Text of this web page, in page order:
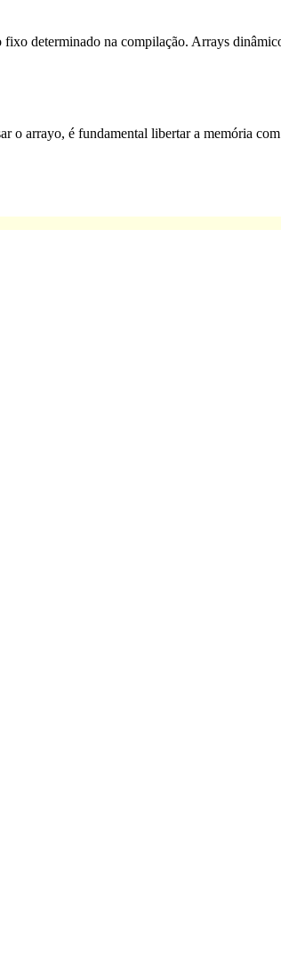
determinado na compilação. Arrays
o arrayo, é fundamental libertar a memória